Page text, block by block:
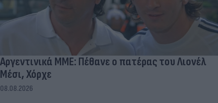
Αργεντινικά ΜΜΕ: Πέθανε ο πατέρας του Λιονέλ
Μέσι, Χόρχε
08.08.2026